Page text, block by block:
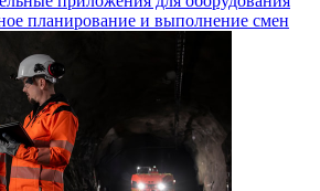
планирование и выполнение смен